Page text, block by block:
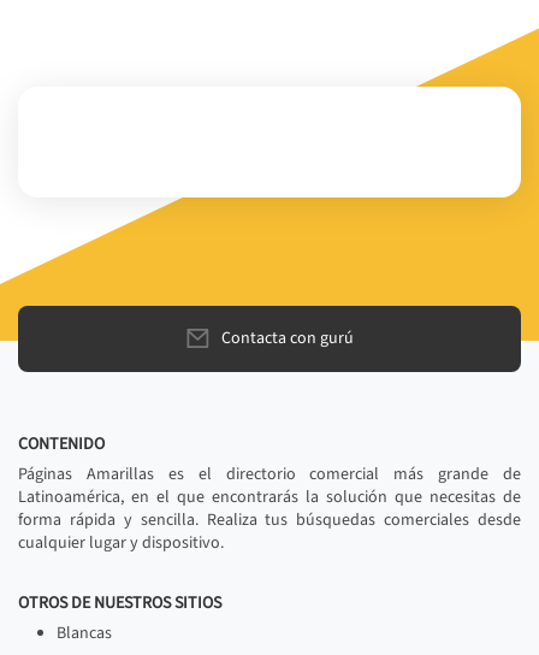
Contacta con gurú
CONTENIDO
Páginas Amarillas es el directorio comercial más grande de
Latinoamérica, en el que encontrarás la solución que necesitas de
forma rápida y sencilla. Realiza tus búsquedas comerciales desde
cualquier lugar y dispositivo.
OTROS DE NUESTROS SITIOS
Blancas